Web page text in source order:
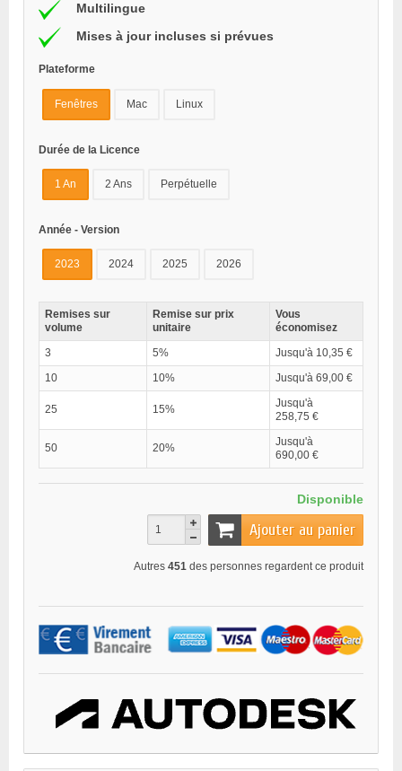
Multilingue
Mises à jour incluses si prévues
Plateforme
Fenêtres Mac Linux
Durée de la Licence
1 An 2 Ans Perpétuelle
Année - Version
2023 2024 2025 2026
Remises sur
volume
Remise sur prix
unitaire
Vous
économisez
3
5%
Jusqu'à 10,35 €
10
10% Jusqu'à 69,00 €
25 15%
Jusqu'à
258,75 €
50 20%
Jusqu'à
690,00 €
Disponible
Ajouter au panier
Autres 451 des personnes regardent ce produit